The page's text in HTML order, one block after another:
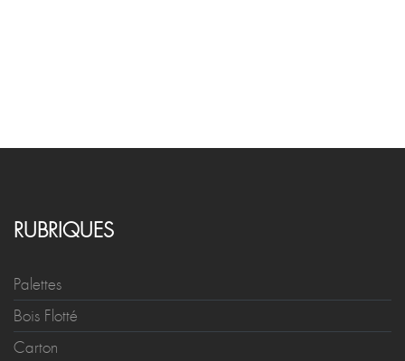
RUBRIQUES
Palettes
Bois Flotté
Carton